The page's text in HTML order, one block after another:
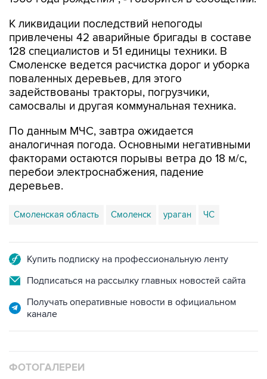
К ликвидации последствий непогоды
привлечены 42 аварийные бригады в составе
128 специалистов и 51 единицы техники. В
Смоленске ведется расчистка дорог и уборка
поваленных деревьев, для этого
задействованы тракторы, погрузчики,
самосвалы и другая коммунальная техника.
По данным МЧС, завтра ожидается
аналогичная погода. Основными негативными
факторами остаются порывы ветра до 18 м/с,
перебои электроснабжения, падение
деревьев.
Смоленская область Смоленск ураган ЧС
Купить подписку на профессиональную ленту
Подписаться на рассылку главных новостей сайта
Получать оперативные новости в официальном
канале
ФОТОГАЛЕРЕИ